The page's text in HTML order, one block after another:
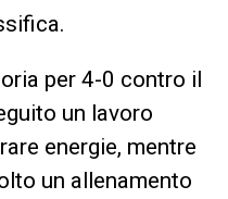
per 4-0 contro il
un lavoro
energie, mentre
un allenamento